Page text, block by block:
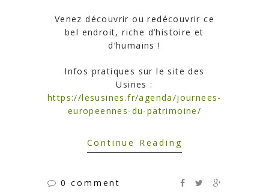
Venez découvrir ou redécouvrir ce
bel endroit, riche d’histoire et
d’humains !
Infos pratiques sur le site des
Usines :
https://lesusines.fr/agenda/journees-
europeennes-du-patrimoine/
Continue Reading
0 comment